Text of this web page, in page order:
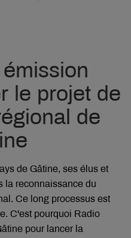
le projet de
de
de Gâtine, ses élus et
la reconnaissance du
Ce long processus est
C'est pourquoi Radio
pour lancer la